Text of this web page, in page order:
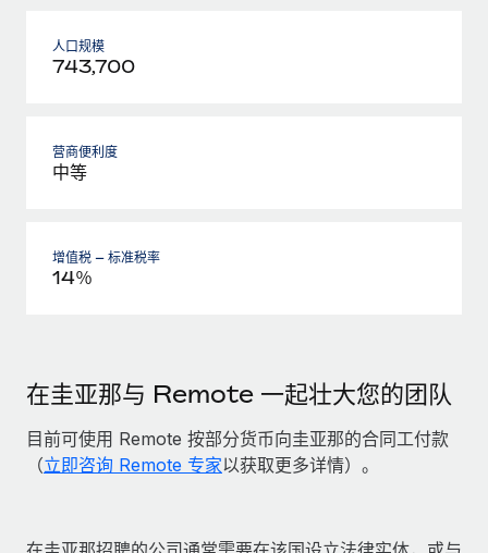
人口规模
743,700
营商便利度
中等
增值税 – 标准税率
14％
在圭亚那与 Remote 一起壮大您的团队
目前可使用 Remote 按部分货币向圭亚那的合同工付款
（立即咨询 Remote 专家以获取更多详情）。